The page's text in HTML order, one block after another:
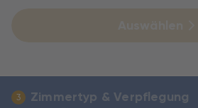
3 Zimmertyp & Verpflegung